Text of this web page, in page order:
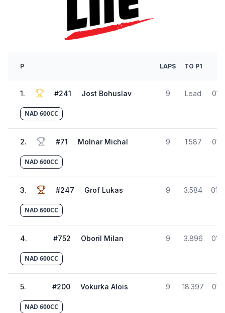
P LAPS TO P1
1. #241 Jost Bohuslav 9 Lead
NAD 600CC
2. #71 Molnar Michal 9 1.587
NAD 600CC
3. #247 Grof Lukas 9 3.584
NAD 600CC
4. #752 Oboril Milan 9 3.896
NAD 600CC
5. #200 Vokurka Alois 9 18.397
NAD 600CC